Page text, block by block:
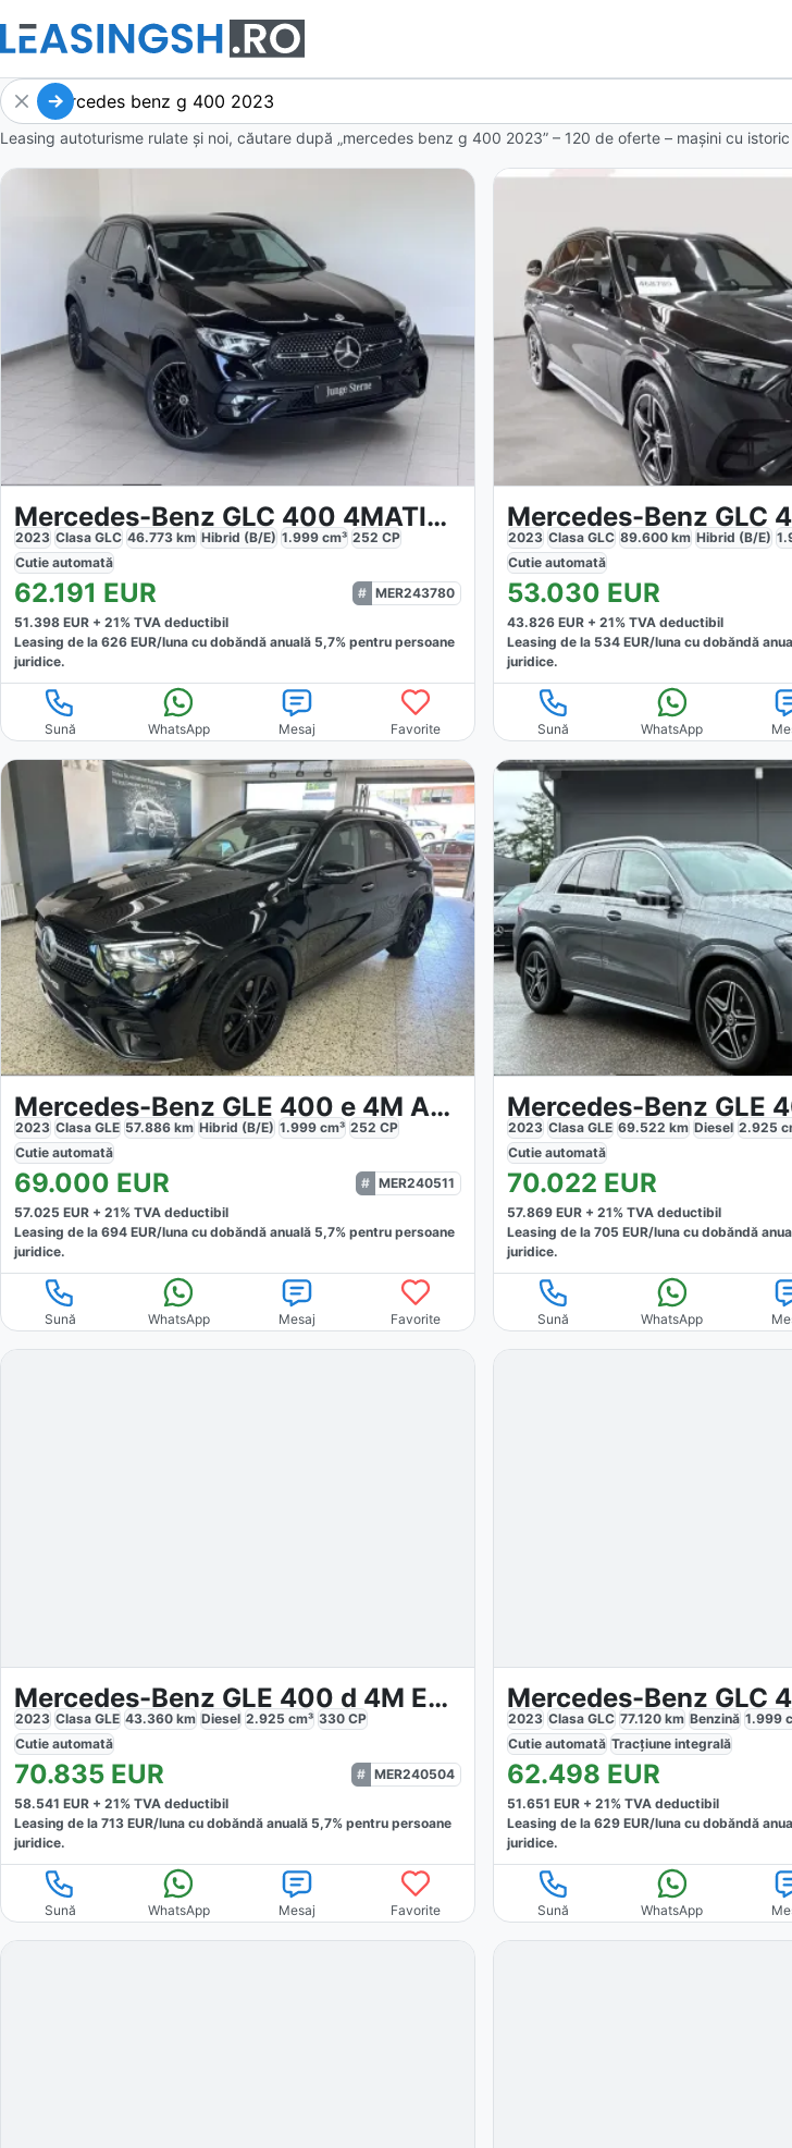
Leasing autoturisme rulate și noi, căutare după „mercedes benz g 400 2023” – 120 de oferte – mașini cu
Mercedes-Benz GLC 400 4MATIC AMG NIGHT PANO AHK MEMORY
2023 Clasa GLC 46.773 km Hibrid (B/E) 1.999 cm³ 252 CP
Cutie automată
62.191 EUR
MER243780
51.398 EUR + 21% TVA deductibil
Leasing de la 626 EUR/luna cu dobăndă anuală 5,7% pentru persoane
juridice.
Sună WhatsApp Mesaj Favorite
2023 Clasa GLC 89.600 km Hibrid (B/E)
Cutieautomată
53.030 EUR
43.826 EUR +21% TVA deductibil
Leasing de la 534 EUR/luna cu dobăndă
juridice.
Sună WhatsApp
Mercedes-Benz GLE 400 e 4M AMG Line
2023 Clasa GLE 57.886 km Hibrid (B/E) 1.999 cm³ 252 CP
Cutie automată
69.000 EUR
MER240511
57.025 EUR + 21% TVA deductibil
Leasing de la 694 EUR/luna cu dobăndă anuală 5,7% pentru persoane
juridice.
Sună WhatsApp Mesaj Favorite
2023 Clasa GLE 69.522 km Diesel 2.925
Cutieautomată
70.022 EUR
57.869 EUR +21% TVA deductibil
Leasing de la705 EUR/luna cu dobăndă
juridice.
Sună WhatsApp
Mercedes-Benz GLE 400 d 4M ExclusivP
2023 Clasa GLE 43.360 km Diesel 2.925 cm³ 330 CP
Cutie automată
70.835 EUR
MER240504
58.541 EUR + 21% TVA deductibil
Leasing de la 713 EUR/luna cu dobăndă anuală 5,7% pentru persoane
juridice.
Sună WhatsApp Mesaj Favorite
2023 Clasa GLC 77.120 km Benzină 1.999
Cutieautomată Tracțiuneintegrală
62.498 EUR
51.651 EUR +21% TVA deductibil
Leasing de la629 EUR/luna cu dobăndă
juridice.
Sună WhatsApp